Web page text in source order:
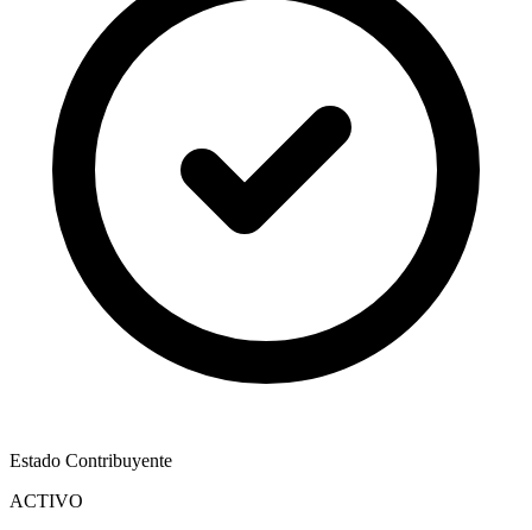
Estado Contribuyente
ACTIVO